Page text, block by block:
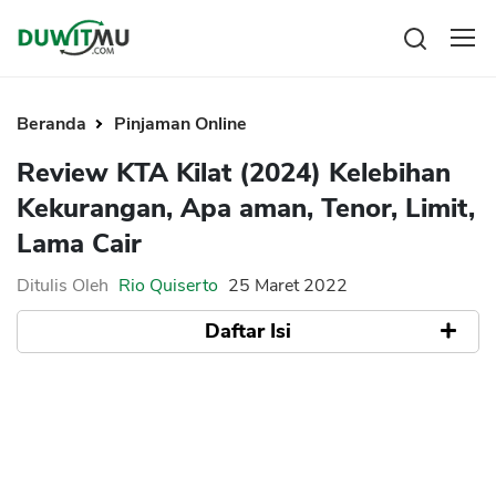
Saham
Bitcoin
Investasi
Pengeluaran
Asuransi
Rencana Keuangan
Kartu Kredit
KPR
KTA
Pinjaman Online
Hutang
Pinjaman
Kartu Kredit
Beranda Pinjaman Online
Review KTA Kilat (2024) Kelebihan
Kekurangan, Apa aman, Tenor, Limit,
Lama Cair
Ditulis Oleh Rio Quiserto 25 Maret 2022
Daftar Isi